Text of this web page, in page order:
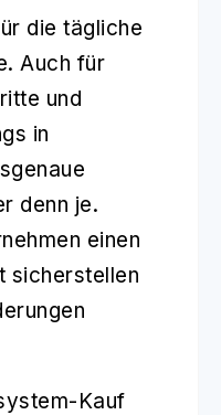
die tägliche
Auch für
und
in
denn je.
einen
sicherstellen
Kauf